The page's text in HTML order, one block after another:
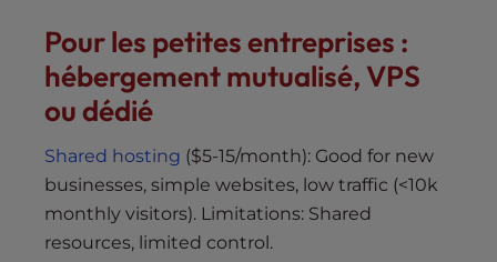
Pour les petites entreprises :
hébergement mutualisé, VPS
ou dédié
Shared hosting ($5-15/month): Good for new
businesses, simple websites, low traffic (<10k
monthly visitors). Limitations: Shared
resources, limited control.